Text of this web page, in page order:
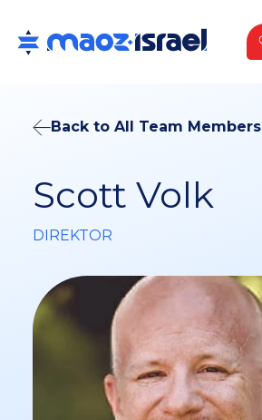
Back to All Team Members
Scott Volk
DIREKTOR